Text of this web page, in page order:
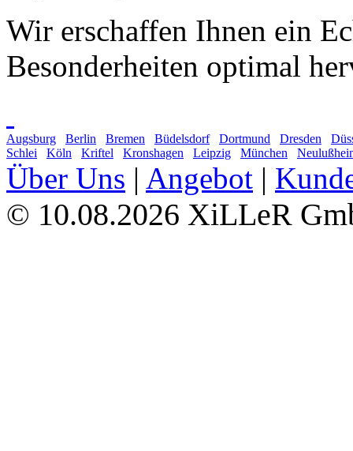
Wir erschaffen Ihnen ein
Besonderheiten optimal
Augsburg Berlin Bremen Büdelsdorf Dortmund Dresden
Schlei
Köln Kriftel Kronshagen Leipzig München
Über Uns | Angebot |
© 10.08.2026 XiLLeR